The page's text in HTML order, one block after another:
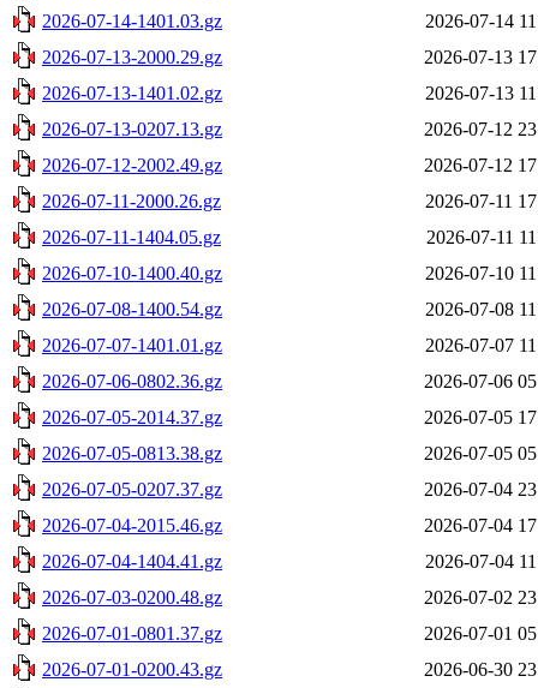
2026-07-14-1401.03.gz
2026-07-14
2026-07-13-2000.29.gz
2026-07-13
2026-07-13-1401.02.gz
2026-07-13
2026-07-13-0207.13.gz
2026-07-12
2026-07-12-2002.49.gz
2026-07-12
2026-07-11-2000.26.gz
2026-07-11
2026-07-11-1404.05.gz
2026-07-11
2026-07-10-1400.40.gz
2026-07-10
2026-07-08-1400.54.gz
2026-07-08
2026-07-07-1401.01.gz
2026-07-07
2026-07-06-0802.36.gz
2026-07-06
2026-07-05-2014.37.gz
2026-07-05
2026-07-05-0813.38.gz
2026-07-05
2026-07-05-0207.37.gz
2026-07-04
2026-07-04-2015.46.gz
2026-07-04
2026-07-04-1404.41.gz
2026-07-04
2026-07-03-0200.48.gz
2026-07-02
2026-07-01-0801.37.gz
2026-07-01
2026-07-01-0200.43.gz
2026-06-30